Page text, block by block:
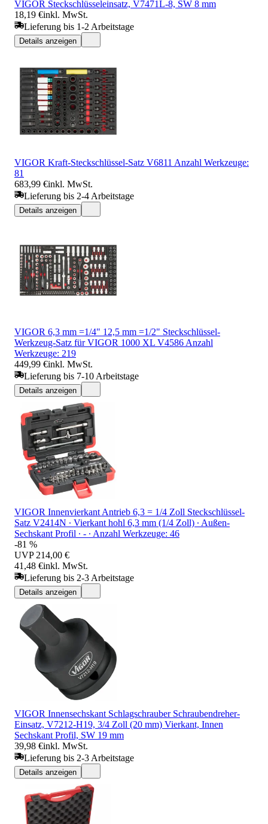
VIGOR Steckschlüsseleinsatz, V7471L-8, SW 8 mm
18,19 €inkl. MwSt.
Lieferung bis 1-2 Arbeitstage
Details anzeigen
VIGOR Kraft-Steckschlüssel-Satz V6811 Anzahl Werkzeuge:
81
683,99 €inkl. MwSt.
Lieferung bis 2-4 Arbeitstage
Details anzeigen
VIGOR 6,3 mm =1/4" 12,5 mm =1/2" Steckschlüssel-
Werkzeug-Satz für VIGOR 1000 XL V4586 Anzahl
Werkzeuge: 219
449,99 €inkl. MwSt.
Lieferung bis 7-10 Arbeitstage
Details anzeigen
VIGOR Innenvierkant Antrieb 6,3 = 1/4 Zoll Steckschlüssel-
Satz V2414N ∙ Vierkant hohl 6,3 mm (1/4 Zoll) ∙ Außen-
Sechskant Profil ∙ - ∙ Anzahl Werkzeuge: 46
-81 %
UVP 214,00 €
41,48 €inkl. MwSt.
Lieferung bis 2-3 Arbeitstage
Details anzeigen
VIGOR Innensechskant Schlagschrauber Schraubendreher-
Einsatz, V7212-H19, 3/4 Zoll (20 mm) Vierkant, Innen
Sechskant Profil, SW 19 mm
39,98 €inkl. MwSt.
Lieferung bis 2-3 Arbeitstage
Details anzeigen